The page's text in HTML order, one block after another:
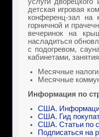
детская игровая
конференц-зал на
горничной и
вечеринок на
насладиться
с подогревом,
кабинетами,
Месячные
Месячные
Информация по
США.
США. Гид
США. Статьи по
Подписаться на